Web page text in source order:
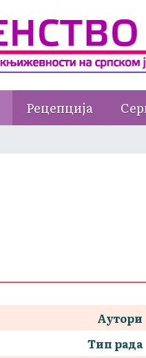
Рецепција
Аутори
Тип рада